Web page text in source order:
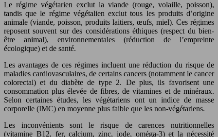
Le régime végétarien exclut la viande (rouge, volaille, poisson),
tandis que le régime végétalien exclut tous les produits d’origine
animale (viande, poisson, produits laitiers, œufs, miel). Ces régimes
reposent souvent sur des considérations éthiques (respect du bien-
être animal), environnementales (réduction de l’empreinte
écologique) et de santé.
Les avantages de ces régimes incluent une réduction du risque de
maladies cardiovasculaires, de certains cancers (notamment le cancer
colorectal) et du diabète de type 2. De plus, ils favorisent une
consommation plus élevée de fibres, de vitamines et de minéraux.
Selon certaines études, les végétariens ont un indice de masse
corporelle (IMC) en moyenne plus faible que les non-végétariens.
Les inconvénients sont le risque de carences nutritionnelles
(vitamine B12, fer, calcium, zinc, iode, oméga-3) et la nécessité